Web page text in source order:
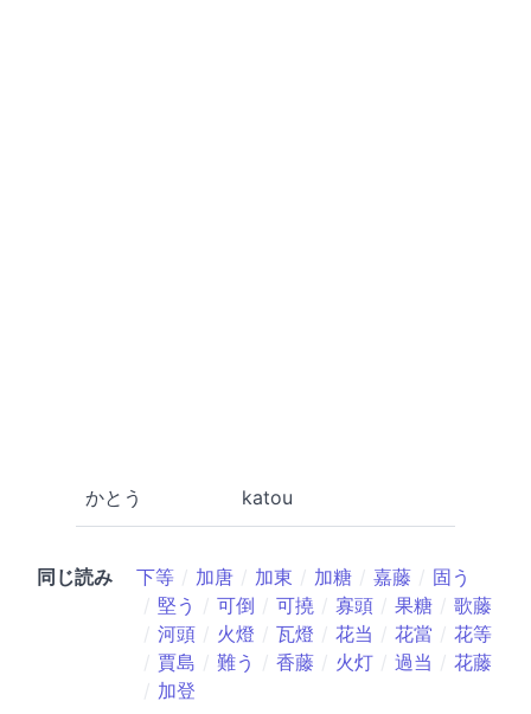
かとう katou
同じ読み 下等 加唐 加東 加糖 嘉藤
固う
堅う
可倒 可撓 寡頭 果糖
歌藤
河頭
火燈 瓦燈 花当 花當
花等
賈島
難う 香藤 火灯 過当
花藤
加登